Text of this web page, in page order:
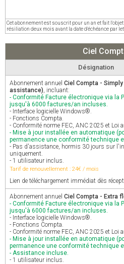
Cet abonnement est souscrit pour un an et fait
résiliation deux mois avant la date d'échéance par
Ciel
Désignation
Abonnement annuel Ciel Compta -
assistance), incluant:
- Conformité Facture électronique via la
jusqu'à 6000 factures/an incluses.
- Interface logicielle Windows®.
- Fonctions Compta.
- Conformité norme FEC, ANC 2025 et Loi
- Mise à jour installée en automatique
permanence une conformité technique
- Pas d'assistance, hormis 30 jours sur
uniquement.
- 1 utilisateur inclus.
Tarif de renouvellement : 24€ / mois
Lien de téléchargement immédiat dès
Abonnement annuel Ciel Compta - Extra
- Conformité Facture électronique via la
jusqu'à 6000 factures/an incluses.
- Interface logicielle Windows®.
- Fonctions Compta.
- Conformité norme FEC, ANC 2025 et Loi
- Mise à jour installée en automatique
permanence une conformité technique
- Assistance incluse.
- 1 utilisateur inclus.